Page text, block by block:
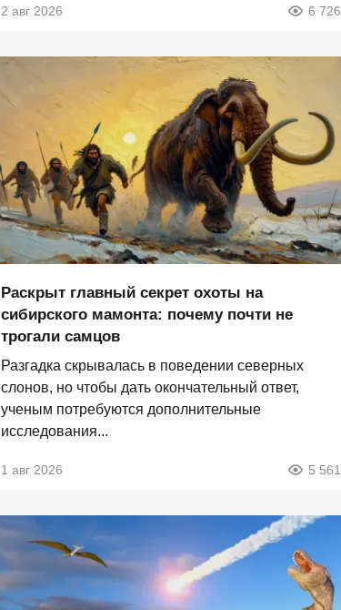
2 авг 2026 6 726
Раскрыт главный секрет охоты на
сибирского мамонта: почему почти не
трогали самцов
Разгадка скрывалась в поведении северных
слонов, но чтобы дать окончательный ответ,
ученым потребуются дополнительные
исследования...
1 авг 2026 5 561